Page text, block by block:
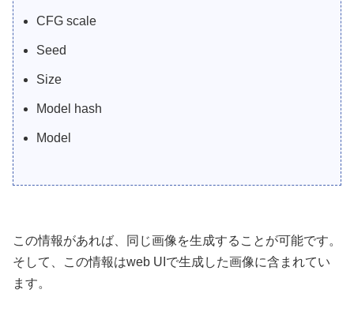
CFG scale
Seed
Size
Model hash
Model
この情報があれば、同じ画像を生成することが可能です。
そして、この情報はweb UIで生成した画像に含まれてい
ます。